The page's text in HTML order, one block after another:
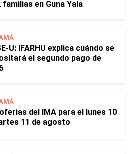
familias en Guna Yala
U: IFARHU explica cuándo se
el segundo pago de
del IMA para el lunes 10
11 de agosto